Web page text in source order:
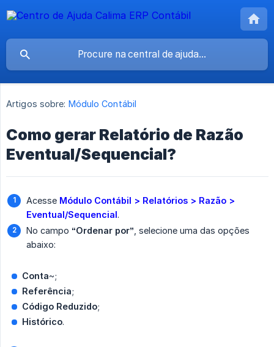
Artigos sobre: Módulo Contábil
Como gerar Relatório de Razão
Eventual/Sequencial?
Acesse Módulo Contábil > Relatórios > Razão >
Eventual/Sequencial.
No campo “Ordenar por” , selecione uma das opções
abaixo:
Conta~;
Referência;
Código Reduzido;
Histórico.